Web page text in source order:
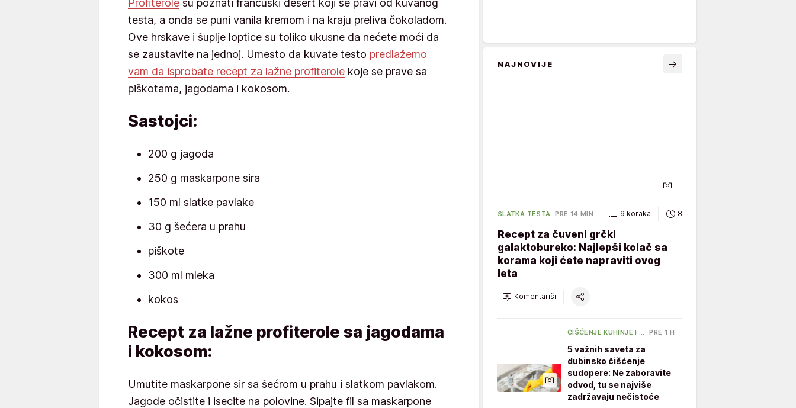
Profiterole su poznati francuski desert koji se pravi od kuvanog
testa, a onda se puni vanila kremom i na kraju preliva čokoladom.
Ove hrskave i šuplje loptice su toliko ukusne da nećete moći da
se zaustavite na jednoj. Umesto da kuvate testo predlažemo
vam da isprobate recept za lažne profiterole koje se prave sa
piškotama, jagodama i kokosom.
Sastojci:
200 g jagoda
250 g maskarpone sira
150 ml slatke pavlake
30 g šećera u prahu
piškote
300 ml mleka
kokos
Recept za lažne profiterole sa jagodama
i kokosom:
Umutite maskarpone sir sa šećrom u prahu i slatkom pavlakom.
Jagode očistite i isecite na polovine. Sipajte fil sa maskarpone
NAJNOVIJE
SLATKA TESTA PRE 14 MIN 9 koraka 85 minuta
Recept za čuveni grčki
galaktobureko: Najlepši kolač sa
korama koji ćete napraviti ovog
leta
Komentariši
ČIŠĆENJE KUHINJE I … PRE 1 H
5 važnih saveta za
dubinsko čišćenje
sudopere: Ne zaboravite
odvod, tu se najviše
zadržavaju nečistoće